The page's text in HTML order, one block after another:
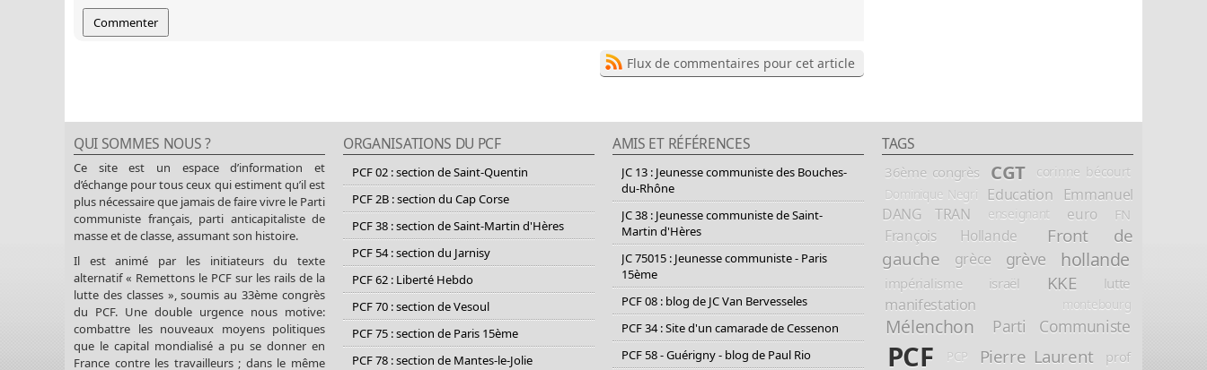
Flux de commentaires pour cet article
QUI SOMMES NOUS ?
Ce site est un espace d’information et
d’échange pour tous ceux qui estiment qu’il est
plus nécessaire que jamais de faire vivre le Parti
communiste français, parti anticapitaliste de
masse et de classe, assumant son histoire.
Il est animé par les initiateurs du texte
alternatif « Remettons le PCF sur les rails de la
lutte des classes », soumis au 33ème congrès
du PCF. Une double urgence nous motive:
combattre les nouveaux moyens politiques
que le capital mondialisé a pu se donner en
France contre les travailleurs ; dans le même
ORGANISATIONS DU PCF
PCF 02 : section de Saint-Quentin
PCF 2B : section du Cap Corse
PCF 38 : section de Saint-Martin d'Hères
PCF 54 : section du Jarnisy
PCF 62 : Liberté Hebdo
PCF 70 : section de Vesoul
PCF 75 : section de Paris 15ème
PCF 78 : section de Mantes-le-Jolie
AMIS ET RÉFÉRENCES
JC 13 : Jeunesse communiste des Bouches-
du-Rhône
JC 38 : Jeunesse communiste de Saint-
Martin d'Hères
JC 75015 : Jeunesse communiste - Paris
15ème
PCF 08 : blog de JC Van Bervesseles
PCF 34 : Site d'un camarade de Cessenon
PCF 58 - Guérigny - blog de Paul Rio
TAGS
36ème congrès CGT corinne bécourt
Dominique Negri Education
Emmanuel
DANG TRAN
enseignant euro FN
François Hollande
Front de
gauche
grèce grève hollande
impérialisme israël KKE lutte
manifestation montebourg
Mélenchon Parti Communiste
PCF PCP Pierre Laurent prof